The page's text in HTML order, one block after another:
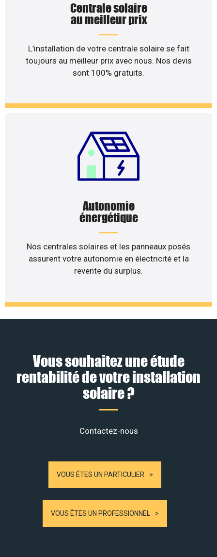
Centrale solaire
au meilleur prix
L’installation de votre centrale solaire se fait
toujours au meilleur prix avec nous. Nos devis
sont 100% gratuits.
Autonomie
énergétique
Nos centrales solaires et les panneaux posés
assurent votre autonomie en électricité et la
revente du surplus.
Vous souhaitez une étude
rentabilité de votre installation
solaire ?
Contactez-nous
VOUS ÊTES UN PARTICULIER
VOUS ÊTES UN PROFESSIONNEL